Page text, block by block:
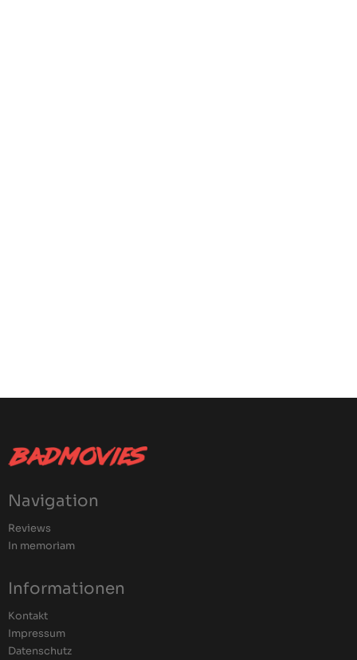
Navigation
Reviews
In memoriam
Informationen
Kontakt
Impressum
Datenschutz